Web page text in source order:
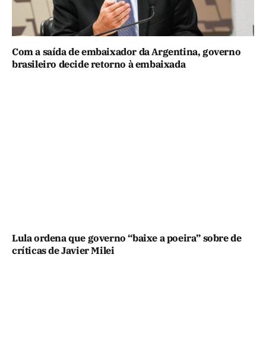
Com a saída de embaixador da Argentina, governo
brasileiro decide retorno à embaixada
Lula ordena que governo “baixe a poeira” sobre de
críticas de Javier Milei